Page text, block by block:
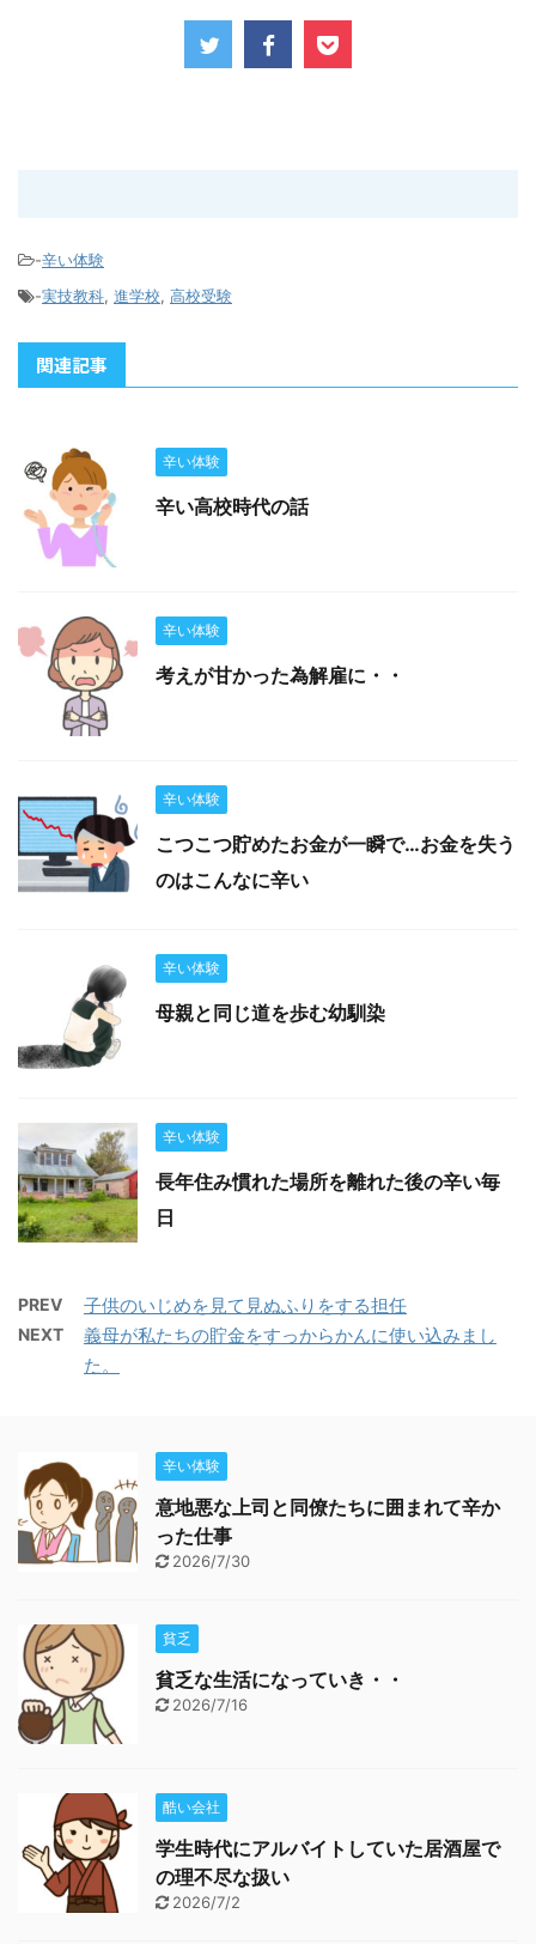
-辛い体験
-実技教科, 進学校, 高校受験
関連記事
辛い体験
辛い高校時代の話
辛い体験
考えが甘かった為解雇に・・
辛い体験
こつこつ貯めたお金が一瞬で…お金を失う
のはこんなに辛い
辛い体験
母親と同じ道を歩む幼馴染
辛い体験
長年住み慣れた場所を離れた後の辛い毎
日
PREV 子供のいじめを見て見ぬふりをする担任
NEXT
義母が私たちの貯金をすっからかんに使い込みまし
た。
辛い体験
意地悪な上司と同僚たちに囲まれて辛か
った仕事
2026/7/30
貧乏
貧乏な生活になっていき・・
2026/7/16
酷い会社
学生時代にアルバイトしていた居酒屋で
の理不尽な扱い
2026/7/2